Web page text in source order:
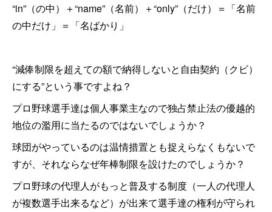
“in”（の中）＋“name”（名前）＋“only”（だけ）＝「名前
の中だけ」＝「名ばかり」
“減俸制限を超えての額で納得しないと自由契約（クビ）
にする”という事ですよね？
プロ野球選手達は個人事業主なので独占禁止法の優越的
地位の濫用に当たるのではないでしょうか？
球団がやっているのは温情措置とも捉えらなくもないで
すが、それならなぜ年棒制限を設けたのでしょうか？
プロ野球の代理人がもっと普及する制度（一人の代理人
が複数選手出来るなど）が出来て選手達の権利が守られ